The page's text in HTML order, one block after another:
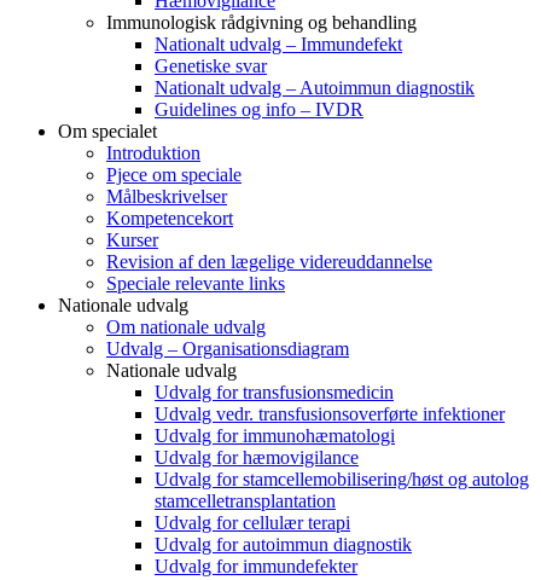
Immunologisk rådgivning og behandling
Nationalt udvalg – Immundefekt
Genetiske svar
Nationalt udvalg – Autoimmun diagnostik
Guidelines og info – IVDR
Om specialet
Introduktion
Pjece om speciale
Målbeskrivelser
Kompetencekort
Kurser
Revision af den lægelige videreuddannelse
Speciale relevante links
Nationale udvalg
Om nationale udvalg
Udvalg – Organisationsdiagram
Nationale udvalg
Udvalg for transfusionsmedicin
Udvalg vedr. transfusionsoverførte infektioner
Udvalg for immunohæmatologi
Udvalg for hæmovigilance
Udvalg for stamcellemobilisering/høst og autolog
stamcelletransplantation
Udvalg for cellulær terapi
Udvalg for autoimmun diagnostik
Udvalg for immundefekter